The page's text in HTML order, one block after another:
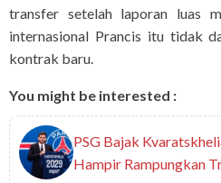
transfer setelah laporan luas
internasional Prancis itu tidak
kontrak baru.
You might be interested :
PSG Bajak
Hampir Rampungkan